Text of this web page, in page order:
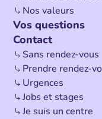
Nos valeurs
Vos questions
Contact
Sans rendez-vous
Prendre rendez-
Urgences
Jobs et stages
Je suis un centre